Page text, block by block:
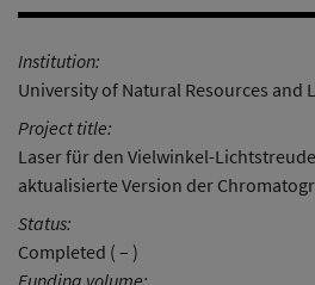
Institution:
University of Natural Resources and
Project title:
Laser für den Vielwinkel-
aktualisierte Version der
Status:
Completed ( – )
Funding volume: